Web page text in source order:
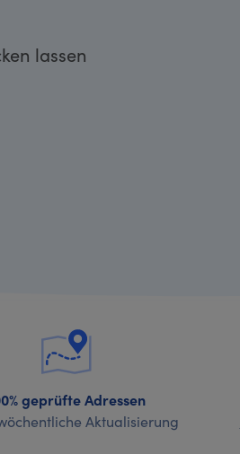
lassen
geprüfte Adressen
Aktualisierung